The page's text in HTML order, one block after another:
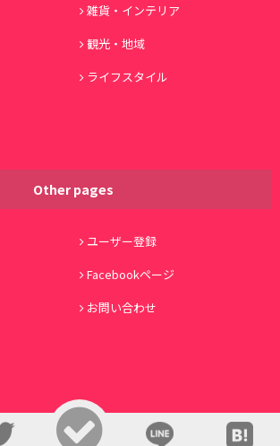
雑貨・インテリア
観光・地域
ライフスタイル
Other pages
ユーザー登録
Facebookページ
お問い合わせ
All Rights Reserved. 運営: 株式会社ワノコト